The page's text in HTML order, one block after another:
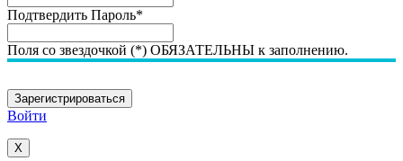
Подтвердить Пароль*
Поля со звездочкой (*) ОБЯЗАТЕЛЬНЫ к заполнению.
Войти
X